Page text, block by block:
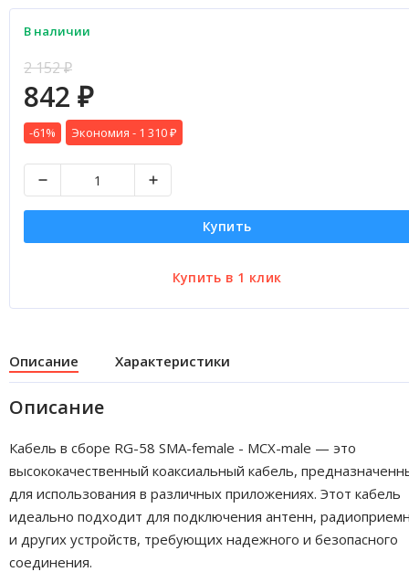
В наличии
2 152₽
842 ₽
-61% Экономия - 1 310 ₽
Купить
Описание Характеристики
Описание
Кабель в сборе RG-58 SMA-female - MCX-male — это
высококачественный коаксиальный кабель,
для использования в различных приложениях. Этот кабель
идеально подходит для подключения антенн,
и других устройств, требующих надежного и безопасного
соединения.